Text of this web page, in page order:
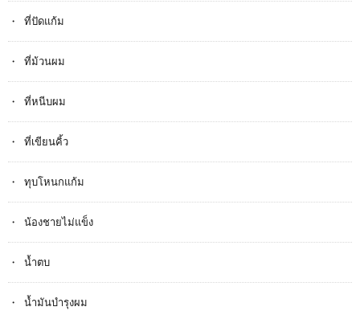
ที่ปัดแก้ม
ที่ม้วนผม
ที่หนีบผม
ที่เขียนคิ้ว
ทุบโหนกแก้ม
น้องชายไม่แข็ง
น้ำตบ
น้ำมันบำรุงผม